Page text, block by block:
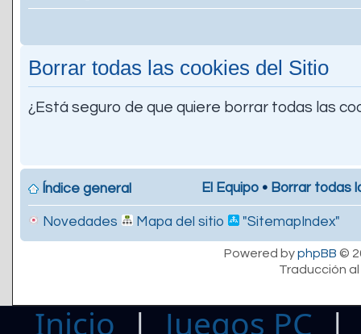
Borrar todas las cookies del Sitio
¿Está seguro de que quiere borrar todas las
Índice general El Equipo • Borrar todas
Novedades Mapa del sitio "SitemapIndex"
Powered byphpBB ©
Traducción
Inicio | Juegos PC